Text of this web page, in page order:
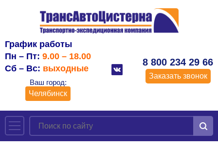
График работы
Пн – Пт: 9.00 – 18.00
Сб – Вс: выходные
Ваш город:
Челябинск
8 800 234 29 66
Заказать звонок